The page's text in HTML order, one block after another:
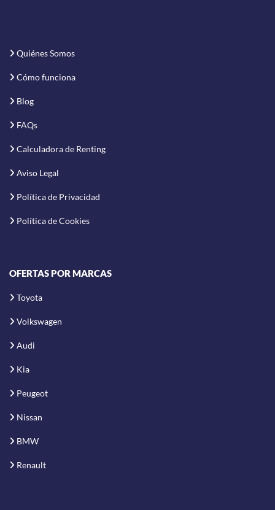
Quiénes Somos
Cómo funciona
Blog
FAQs
Calculadora de Renting
Aviso Legal
Política de Privacidad
Política de Cookies
OFERTAS POR MARCAS
Toyota
Volkswagen
Audi
Kia
Peugeot
Nissan
BMW
Renault